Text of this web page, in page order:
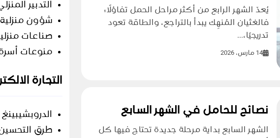
يُعدّ الشهر الرابع من أكثر مراحل الحمل تفاؤلًا؛
فالغثيان المُنهِك يبدأ بالتراجع، والطاقة تعود
تدريجيًا،...
14 مارس، 2026
نصائح للحامل في الشهر السابع
الشهر السابع بداية مرحلة جديدة تحتاج فيها كل
التدبير
شؤون منزلية
صناعات
منوعات
التجارة
الدروبشيبينغ
طرق